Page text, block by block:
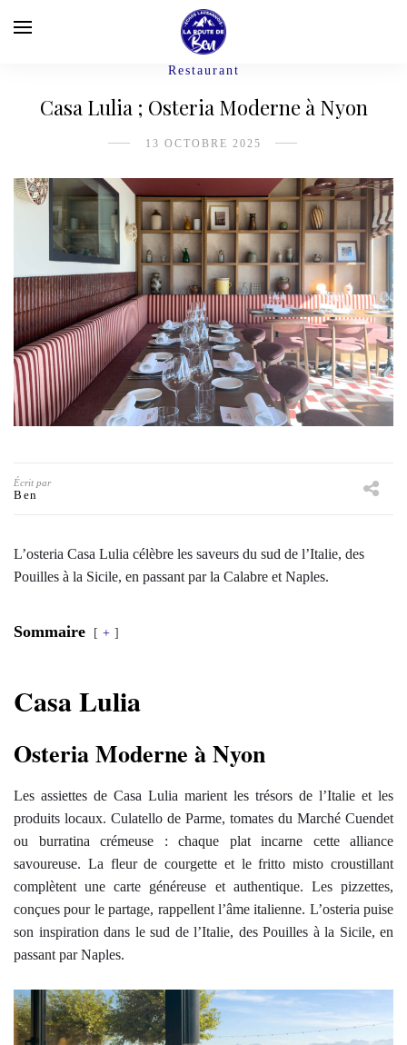
Restaurant
Casa Lulia ; Osteria Moderne à Nyon
13 OCTOBRE 2025
Écrit par
Ben
L’osteria Casa Lulia célèbre les saveurs du sud de l’Italie, des
Pouilles à la Sicile, en passant par la Calabre et Naples.
Sommaire +
Casa Lulia
Osteria Moderne à Nyon
Les assiettes de Casa Lulia marient les trésors de l’Italie et les
produits locaux. Culatello de Parme, tomates du Marché Cuendet
ou burratina crémeuse : chaque plat incarne cette alliance
savoureuse. La fleur de courgette et le fritto misto croustillant
complètent une carte généreuse et authentique. Les pizzettes,
conçues pour le partage, rappellent l’âme italienne. L’osteria puise
son inspiration dans le sud de l’Italie, des Pouilles à la Sicile, en
passant par Naples.